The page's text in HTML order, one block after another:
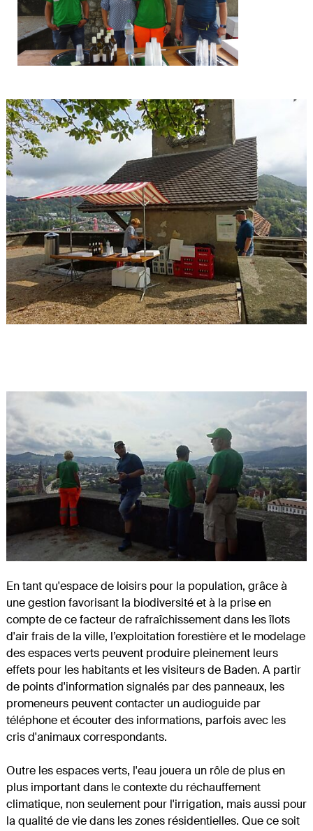
En tant qu'espace de loisirs pour la population, grâce à
une gestion favorisant la biodiversité et à la prise en
compte de ce facteur de rafraîchissement dans les îlots
d'air frais de la ville, l’exploitation forestière et le modelage
des espaces verts peuvent produire pleinement leurs
effets pour les habitants et les visiteurs de Baden. A partir
de points d'information signalés par des panneaux, les
promeneurs peuvent contacter un audioguide par
téléphone et écouter des informations, parfois avec les
cris d'animaux correspondants.
Outre les espaces verts, l'eau jouera un rôle de plus en
plus important dans le contexte du réchauffement
climatique, non seulement pour l'irrigation, mais aussi pour
la qualité de vie dans les zones résidentielles. Que ce soit